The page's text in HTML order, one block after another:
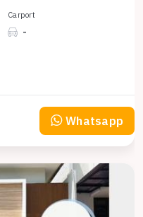
Carport
-
Whatsapp